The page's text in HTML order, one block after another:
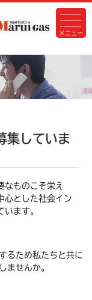
集していま
なものこそ栄え
心とした社会イン
ます。
るため私たちと共に
ませんか。